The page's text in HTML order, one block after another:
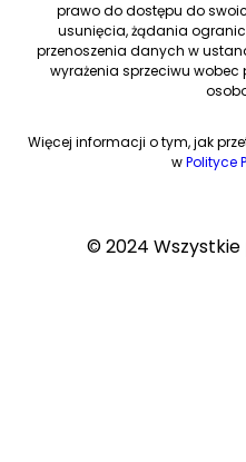
prawo do dostępu do
usunięcia, żądania
przenoszenia danych w
wyrażenia sprzeciwu
Więcej informacji o tym, jak
wPolityce
© 2024